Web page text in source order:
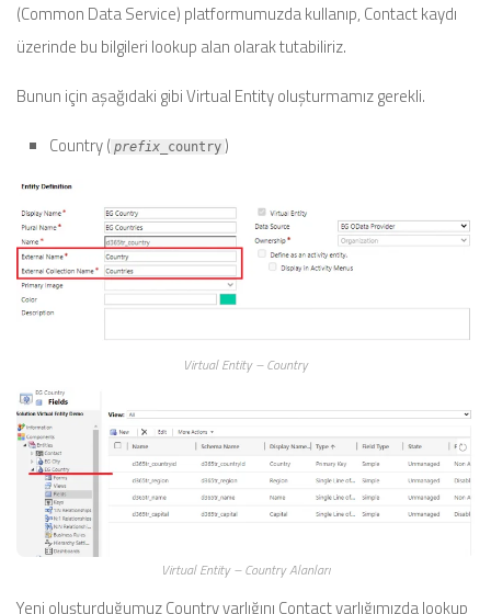
(Common Data Service) platformumuzda kullanıp, Contact kaydı
üzerinde bu bilgileri lookup alan olarak tutabiliriz.
Bunun için aşağıdaki gibi Virtual Entity oluşturmamız gerekli.
Country ( prefix_ country )
Virtual Entity – Country
Virtual Entity – Country Alanları
Yeni oluşturduğumuz Country varlığını Contact varlığımızda lookup